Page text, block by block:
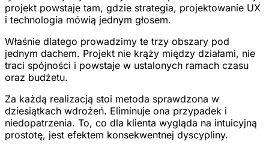
projekt powstaje tam, gdzie strategia, projektowanie UX
i technologia mówią jednym głosem.
Właśnie dlatego prowadzimy te trzy obszary pod
jednym dachem. Projekt nie krąży między działami, nie
traci spójności i powstaje w ustalonych ramach czasu
oraz budżetu.
Za każdą realizacją stoi metoda sprawdzona w
dziesiątkach wdrożeń. Eliminuje ona przypadek i
niedopatrzenia. To, co dla klienta wygląda na intuicyjną
prostotę, jest efektem konsekwentnej dyscypliny.